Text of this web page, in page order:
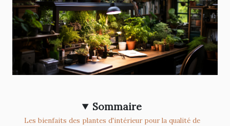
Sommaire
Les bienfaits des plantes d'intérieur pour la qualité de